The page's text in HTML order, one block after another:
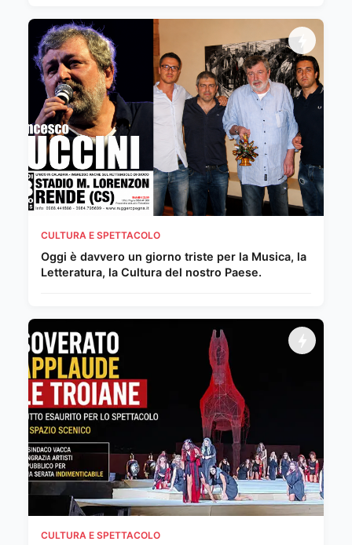
CULTURA E SPETTACOLO
Oggi è davvero un giorno triste per la Musica, la
Letteratura, la Cultura del nostro Paese.
CULTURA E SPETTACOLO